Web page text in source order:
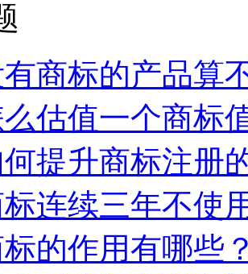
商标的产品算
估值一个商标
提升商标注册
连续三年不使
的作用有哪些